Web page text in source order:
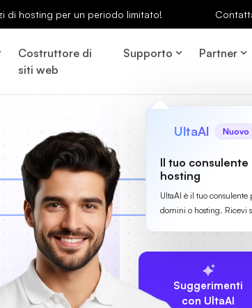
di hosting per un periodo limitato!
Costruttore di
siti web
Supporto Partner
UltaAI Nuovo
Il tuo
hosting
UltaAI è il tuo
domini o hosting. Ricevi
Suggerimenti
con UltaAI